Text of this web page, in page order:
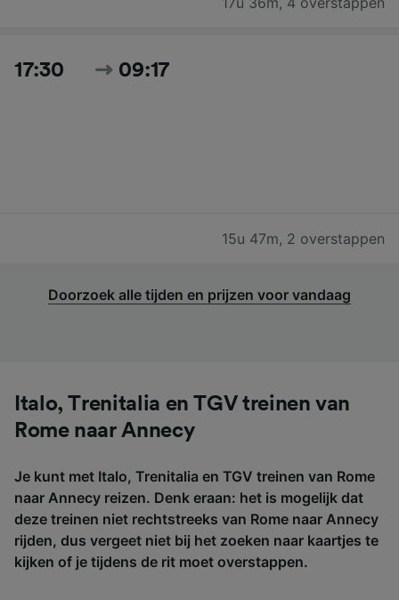
17:30 09:17
15u 47m, 2 overstappen
Doorzoek alle tijden en prijzen voor vandaag
Italo, Trenitalia en TGV treinen van
Rome naar Annecy
Je kunt met Italo, Trenitalia en TGV treinen van Rome
naar Annecy reizen. Denk eraan: het is mogelijk dat
deze treinen niet rechtstreeks van Rome naar Annecy
rijden, dus vergeet niet bij het zoeken naar kaartjes te
kijken of je tijdens de rit moet overstappen.